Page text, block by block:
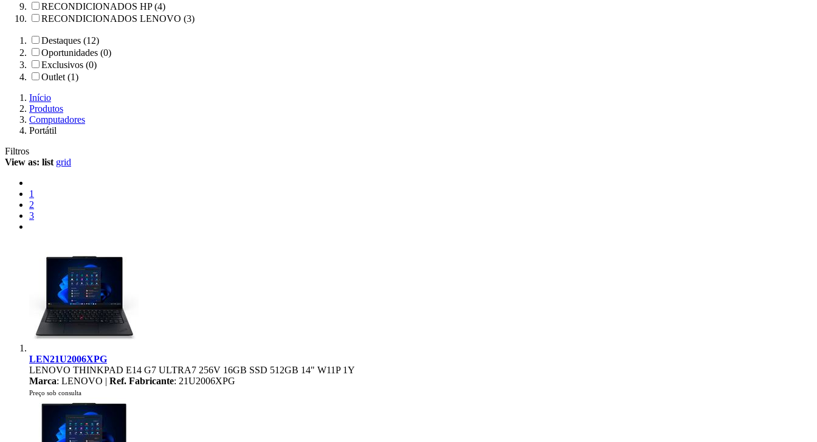
RECONDICIONADOS HP (4)
RECONDICIONADOS LENOVO (3)
Destaques (12)
Oportunidades (0)
Exclusivos (0)
Outlet (1)
Início
Produtos
Computadores
Portátil
Filtros
View as: list grid
1
2
3
LEN21U2006XPG
LENOVO THINKPAD E14 G7 ULTRA7 256V 16GB SSD 512GB 14" W11P 1Y
Marca: LENOVO | Ref. Fabricante: 21U2006XPG
Preço sob consulta